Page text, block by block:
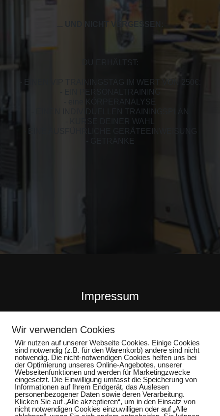
... UND NICHT VERGESSEN:
DU ERHÄLTST:
- EINEN VIP TRAININGSTAG IM WERT VON 250€:
- EIN PERSONALTRAINING
- eine KÖRPERANALYSE
- EINEN INDIVIDUELLEN TRAININGSPLAN
- KURSE DEINER WAHL
- EINE AUSFÜHRLICHE GERÄTEEINWEISUNG
- GETRÄNKE
Impressum
Wir verwenden Cookies
Wir nutzen auf unserer Webseite Cookies. Einige Cookies
sind notwendig (z.B. für den Warenkorb) andere sind nicht
notwendig. Die nicht-notwendigen Cookies helfen uns bei
der Optimierung unseres Online-Angebotes, unserer
Webseitenfunktionen und werden für Marketingzwecke
eingesetzt. Die Einwilligung umfasst die Speicherung von
Informationen auf Ihrem Endgerät, das Auslesen
personenbezogener Daten sowie deren Verarbeitung.
Klicken Sie auf „Alle akzeptieren“, um in den Einsatz von
nicht notwendigen Cookies einzuwilligen oder auf „Alle